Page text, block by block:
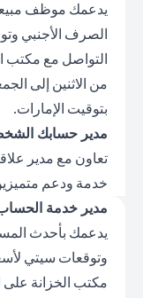
يدعمك موظف
الصرف الأجنبي
بتوقيت الإمارات.
مدير حسابك
تعاون مع مدير
خدمة ودعم
مدير خدمة
يدعمك بأحدث
وتوقعات سيتي